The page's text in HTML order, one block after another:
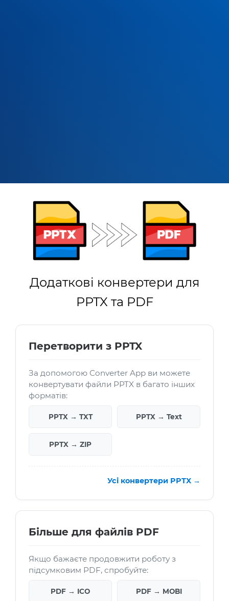
Додаткові конвертери для
PPTX та PDF
Перетворити з PPTX
За допомогою Converter App ви можете
конвертувати файли PPTX в багато інших
форматів:
PPTX → TXT PPTX → Text
PPTX → ZIP
Усі конвертери PPTX →
Більше для файлів PDF
Якщо бажаєте продовжити роботу з
підсумковим PDF, спробуйте:
PDF → ICO PDF → MOBI